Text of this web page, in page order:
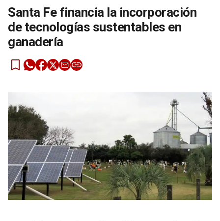
Santa Fe financia la incorporación
de tecnologías sustentables en
ganadería